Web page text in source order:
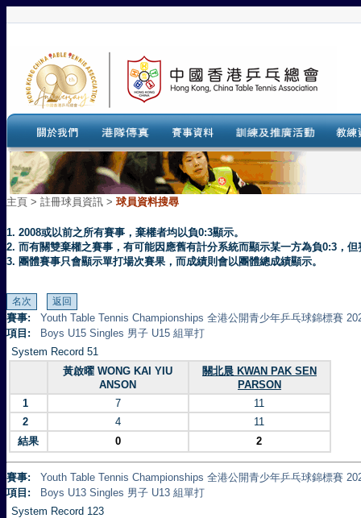
主頁 > 註冊球員資訊 > 球員資料搜尋
1. 2008或以前之所有賽事，棄權者均以負0:3顯示。
2. 而有關雙棄權之賽事，有可能因應舊有計分系統而顯示某一方為負0:3，
3. 團體賽事只會顯示單打場次賽果，而成績則會以團體總成績顯示。
賽事:
Youth Table Tennis Championships 全港公開青少年乒乓球錦標賽
項目:
Boys U15 Singles 男子 U15 組單打
System Record 51
黃啟曜 WONG KAI YIU
ANSON
關北晨 KWAN PAK SEN
PARSON
1
7
11
2
4
11
結果
0 2
賽事:
Youth Table Tennis Championships 全港公開青少年乒乓球錦標賽
項目:
Boys U13 Singles 男子 U13 組單打
System Record 123